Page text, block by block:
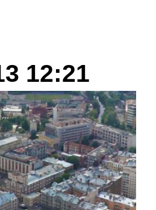
12:21